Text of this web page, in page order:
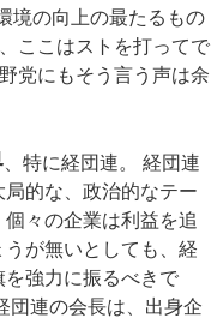
境の向上の最たるもの
ここはストを打ってで
党にもそう言う声は余
、特に経団連。 経団連
局的な、政治的なテー
々の企業は利益を追
が無いとしても、経
を強力に振るべきで
団連の会長は、出身企